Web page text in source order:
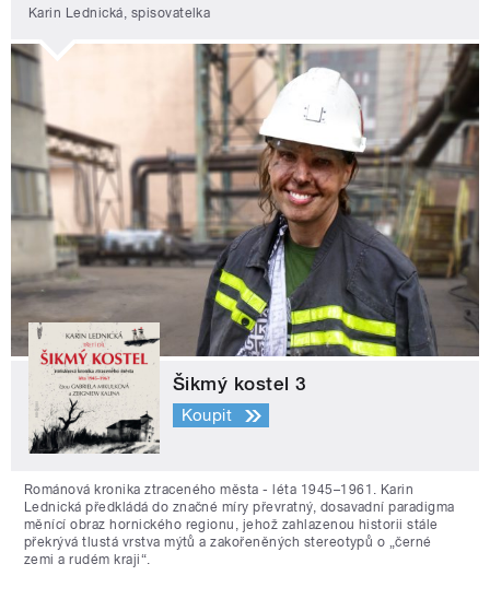
Karin Lednická, spisovatelka
Šikmý kostel 3
Koupit
Románová kronika ztraceného města - léta 1945–1961. Karin
Lednická předkládá do značné míry převratný, dosavadní paradigma
měnící obraz hornického regionu, jehož zahlazenou historii stále
překrývá tlustá vrstva mýtů a zakořeněných stereotypů o „černé
zemi a rudém kraji“.